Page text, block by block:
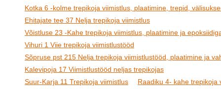
Kotka 6 -kolme trepikoja viimistlus, plaatimine, trepid,
Ehitajate tee 37 Nelja trepikoja viimistlus
Võistluse 23 -Kahe trepikoja viimistlus, plaatimine ja
Vihuri 1 Viie trepikoja viimistlustööd
Sõpruse pst 215 Nelja trepikoja viimistlustööd, plaatimine ja
Kalevipoja 17 Viimistlustööd neljas trepikojas
Suur-Karja 11 Trepikoja viimistlus
Raadiku 4- kahe trepikoja